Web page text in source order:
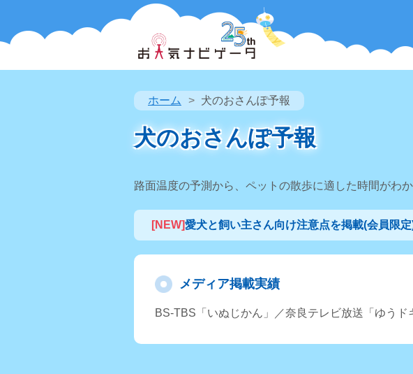
ホーム 犬のおさんぽ予報
犬のおさんぽ予報
路面温度の予測から、ペットの散歩に適した時間がわか
[NEW]愛犬と飼い主さん向け注意点を掲載(会員限
メディア掲載実績
BS-TBS「いぬじかん」／奈良テレビ放送「ゆうド